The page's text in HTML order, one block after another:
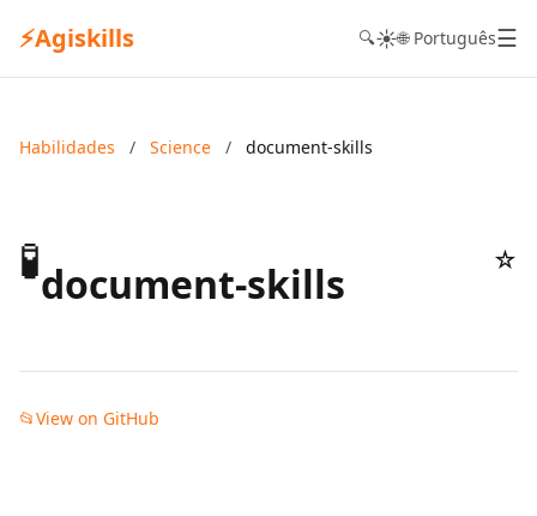
⚡Agiskills 🔍☀️🌐 Português☰
Habilidades / Science / document-skills
🧪document-skills ☆
📂View on GitHub